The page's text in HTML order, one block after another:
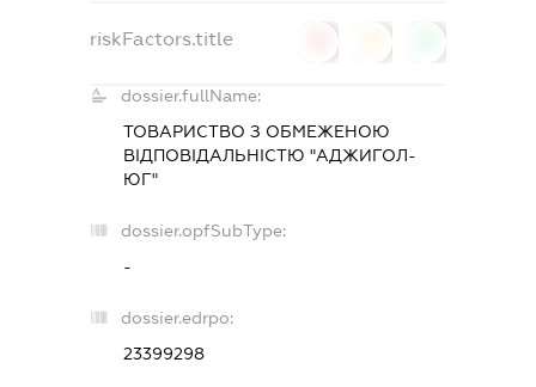
riskFactors.title
dossier.fullName:
ТОВАРИСТВО З ОБМЕЖЕНОЮ
ВІДПОВІДАЛЬНІСТЮ "АДЖИГОЛ-
ЮГ"
dossier.opfSubType:
-
dossier.edrpo:
23399298